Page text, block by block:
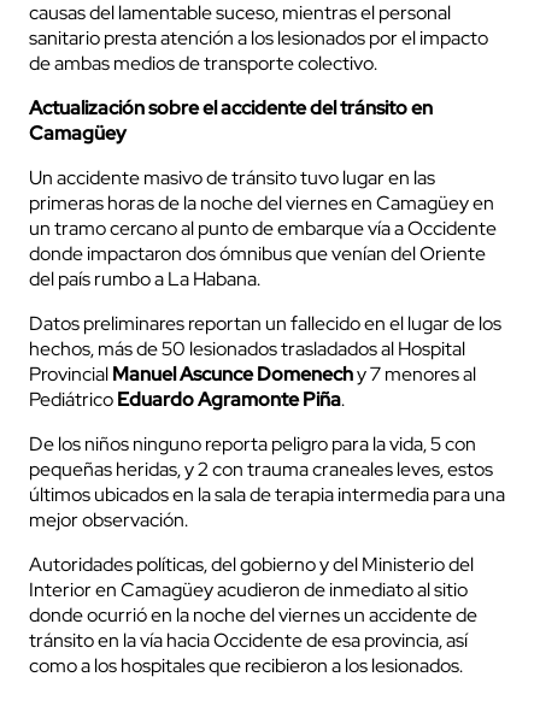
causas del lamentable suceso, mientras el personal
sanitario presta atención a los lesionados por el impacto
de ambas medios de transporte colectivo.
Actualización sobre el accidente del tránsito en
Camagüey
Un accidente masivo de tránsito tuvo lugar en las
primeras horas de la noche del viernes en Camagüey en
un tramo cercano al punto de embarque vía a Occidente
donde impactaron dos ómnibus que venían del Oriente
del país rumbo a La Habana.
Datos preliminares reportan un fallecido en el lugar de los
hechos, más de 50 lesionados trasladados al Hospital
ProvincialManuel Ascunce Domenechy 7 menores al
PediátricoEduardo Agramonte Piña.
De los niños ninguno reporta peligro para la vida, 5 con
pequeñas heridas, y 2 con trauma craneales leves, estos
últimos ubicados en la sala de terapia intermedia para una
mejor observación.
Autoridades políticas, del gobierno y del Ministerio del
Interior en Camagüey acudieron de inmediato al sitio
donde ocurrió en la noche del viernes un accidente de
tránsito en la vía hacia Occidente de esa provincia, así
como a los hospitales que recibieron a los lesionados.